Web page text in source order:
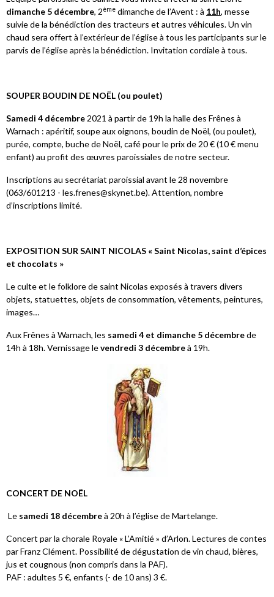
dimanche 5 décembre, 2ème dimanche de l’Avent : à 11h, messe
suivie de la bénédiction des tracteurs et autres véhicules. Un vin
chaud sera offert à l’extérieur de l’église à tous les participants sur le
parvis de l’église après la bénédiction. Invitation cordiale à tous.
SOUPER BOUDIN DE NOËL (ou poulet)
Samedi 4 décembre 2021 à partir de 19h la halle des Frênes à
Warnach : apéritif, soupe aux oignons, boudin de Noël, (ou poulet),
purée, compte, buche de Noël, café pour le prix de 20 € (10 € menu
enfant) au profit des œuvres paroissiales de notre secteur.
Inscriptions au secrétariat paroissial avant le 28 novembre
(063/601213 - les.frenes@skynet.be). Attention, nombre
d’inscriptions limité.
EXPOSITION SUR SAINT NICOLAS « Saint Nicolas, saint d’épices
et chocolats »
Le culte et le folklore de saint Nicolas exposés à travers divers
objets, statuettes, objets de consommation, vêtements, peintures,
images…
Aux Frênes à Warnach, les samedi 4 et dimanche 5 décembrede
14h à 18h. Vernissage levendredi 3 décembreà 19h.
CONCERT DE NOËL
Le samedi 18 décembreà 20h à l’église de Martelange.
Concert par la chorale Royale « L’Amitié » d’Arlon. Lectures de contes
par Franz Clément. Possibilité de dégustation de vin chaud, bières,
jus et cougnous (non compris dans la PAF).
PAF : adultes 5 €, enfants (- de 10 ans) 3 €.